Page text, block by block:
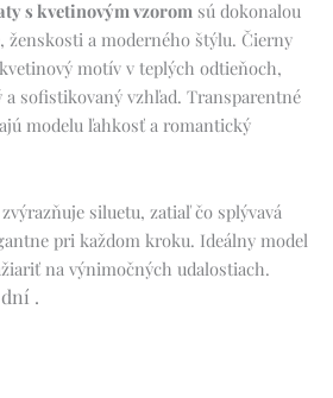
s kvetinovým vzorom sú dokonalou
ženskosti a moderného štýlu. Čierny
motív v teplých odtieňoch,
sofistikovaný vzhľad. Transparentné
modelu ľahkosť a romantický
siluetu, zatiaľ čo splývavá
pri každom kroku. Ideálny model
na výnimočných udalostiach.
.